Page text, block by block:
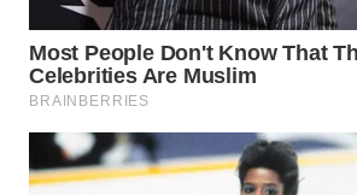
MASYARAKAT
KELISTRIKAN
WALINKI
ID